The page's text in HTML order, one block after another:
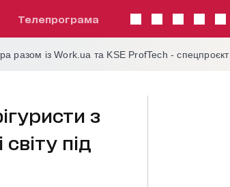
телепрограма
разом із Work.ua та KSE ProfTech - спецпроєкт
з
під